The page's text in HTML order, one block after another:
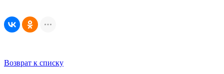
Возврат к списку